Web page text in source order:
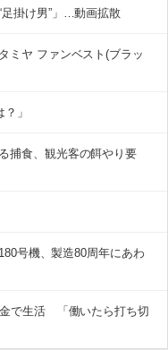
掛け男”」…動画拡散
ミヤ ファンベスト(ブラッ
」
捕食、観光客の餌やり要
号機、製造80周年にあわ
で生活 「働いたら打ち切